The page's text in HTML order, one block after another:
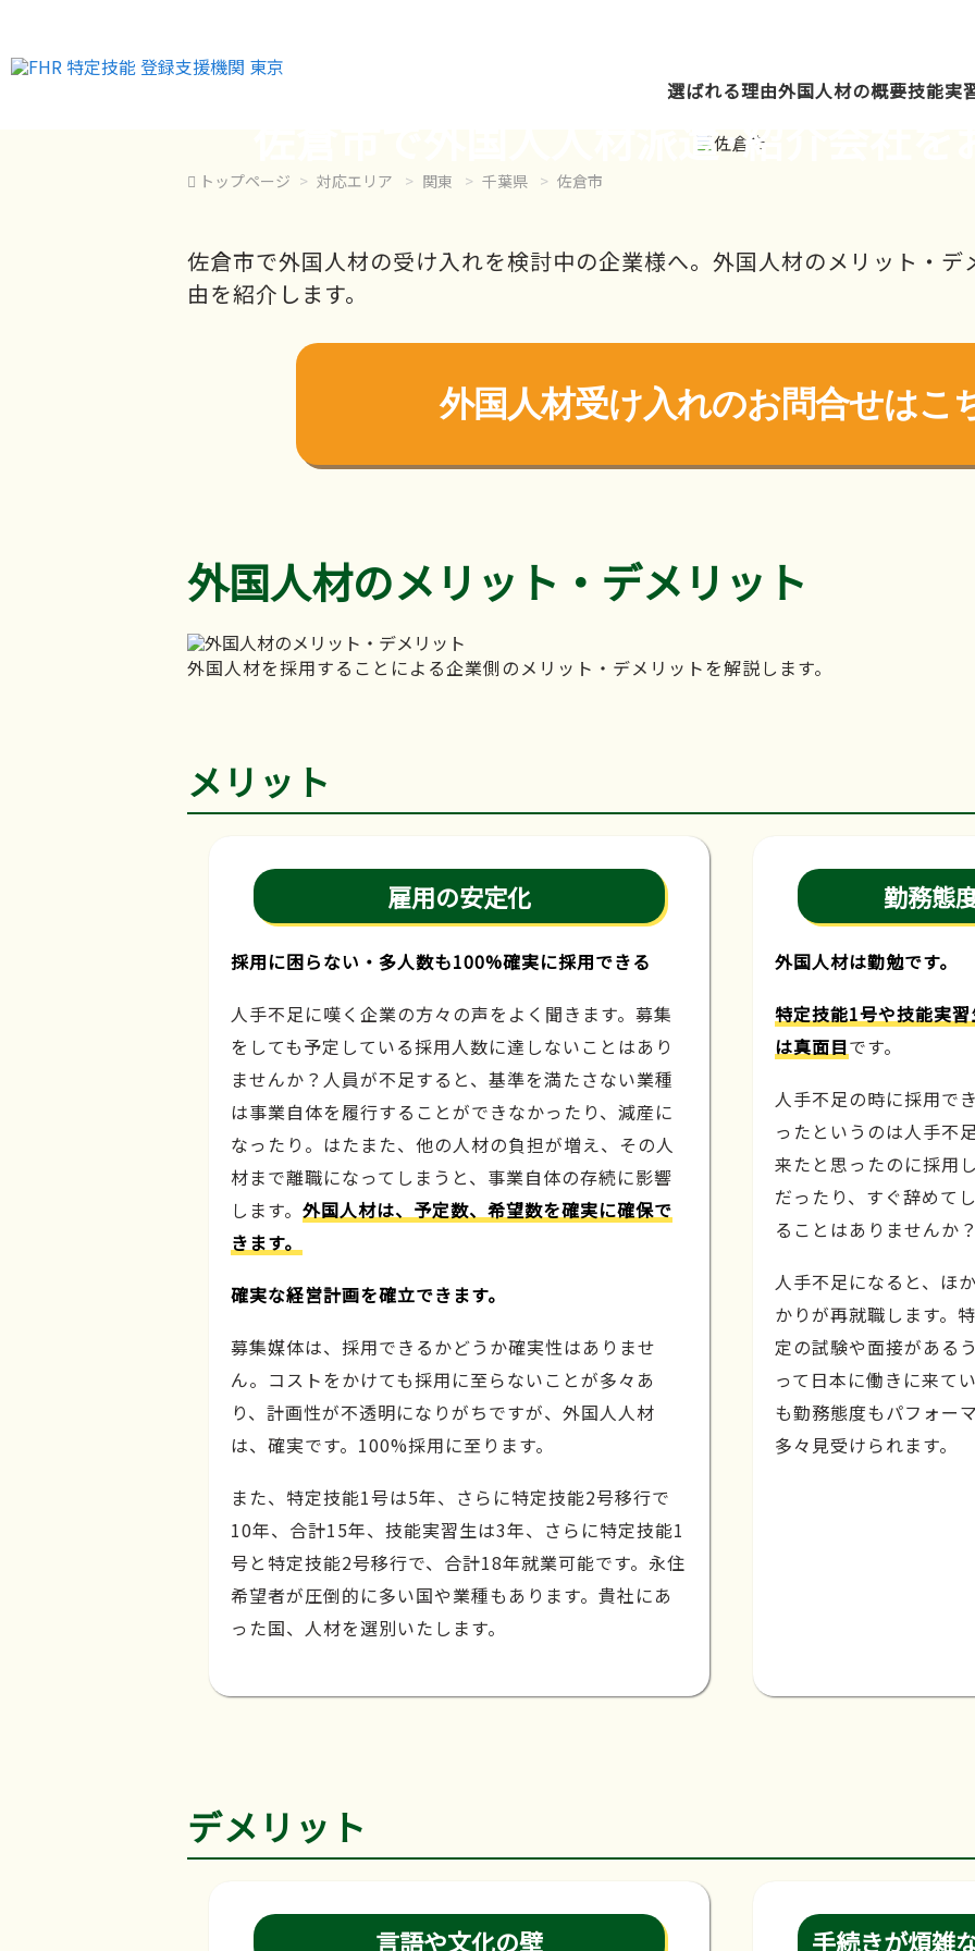
選ばれる理由外国人材の概要技能実
佐倉市で外国人人材派遣･紹介会社
トップページ 対応エリア 関東 千葉県 佐倉市
佐倉市で外国人材の受け入れを検討中の企業様へ。外国人材のメリット・
由を紹介します。
外国人材受け入れのお問合せはこ
外国人材のメリット・デメリット
外国人材を採用することによる企業側のメリット・デメリットを解説します。
メリット
雇用の安定化
採用に困らない・多人数も100%確実に採用できる
人手不足に嘆く企業の方々の声をよく聞きます。募集
をしても予定している採用人数に達しないことはあり
ませんか？人員が不足すると、基準を満たさない業種
は事業自体を履行することができなかったり、減産に
なったり。はたまた、他の人材の負担が増え、その人
材まで離職になってしまうと、事業自体の存続に影響
します。 外国人材は、予定数、希望数を確実に確保で
きます。
確実な経営計画を確立できます。
募集媒体は、採用できるかどうか確実性はありませ
ん。コストをかけても採用に至らないことが多々あ
り、計画性が不透明になりがちですが、外国人人材
は、確実です。100%採用に至ります。
また、特定技能1号は5年、さらに特定技能2号移行で
10年、合計15年、技能実習生は3年、さらに特定技能1
号と特定技能2号移行で、合計18年就業可能です。永住
希望者が圧倒的に多い国や業種もあります。貴社にあ
った国、人材を選別いたします。
勤務態
外国人材は勤勉です。
特定技能1号や技能実
は真面目です。
人手不足の時に採用で
ったというのは人手不
来たと思ったのに採用
だったり、すぐ辞めて
ることはありませんか
人手不足になると、ほ
かりが再就職します。
定の試験や面接がある
って日本に働きに来て
も勤務態度もパフォー
多々見受けられます。
デメリット
言語や文化の壁 手続きが煩雑